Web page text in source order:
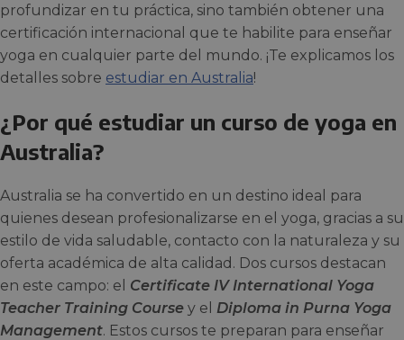
profundizar en tu práctica, sino también obtener una
certificación internacional que te habilite para enseñar
yoga en cualquier parte del mundo. ¡Te explicamos los
detalles sobre estudiar en Australia!
¿Por qué estudiar un curso de yoga en
Australia?
Australia se ha convertido en un destino ideal para
quienes desean profesionalizarse en el yoga, gracias a su
estilo de vida saludable, contacto con la naturaleza y su
oferta académica de alta calidad. Dos cursos destacan
en este campo: el Certificate IV International Yoga
Teacher Training Course y el Diploma in Purna Yoga
Management. Estos cursos te preparan para enseñar